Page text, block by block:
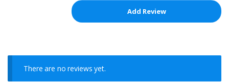
There are no reviews yet.